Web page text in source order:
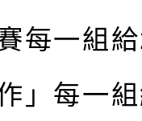
每一組給
」每一